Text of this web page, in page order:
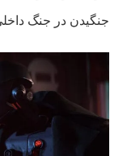
جنگیدن در جنگ